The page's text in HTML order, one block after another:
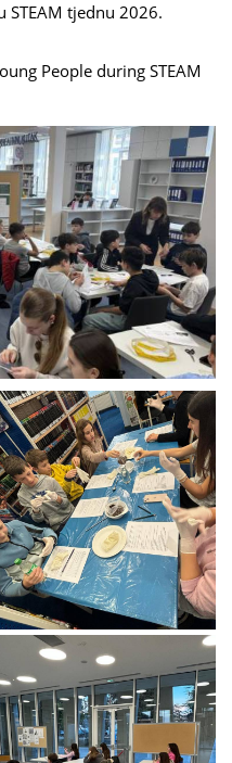
STEAM tjednu 2026.
People during STEAM